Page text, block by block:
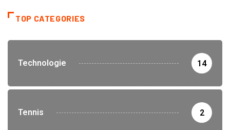
TOP CATEGORIES
Technologie 14
Tennis 2